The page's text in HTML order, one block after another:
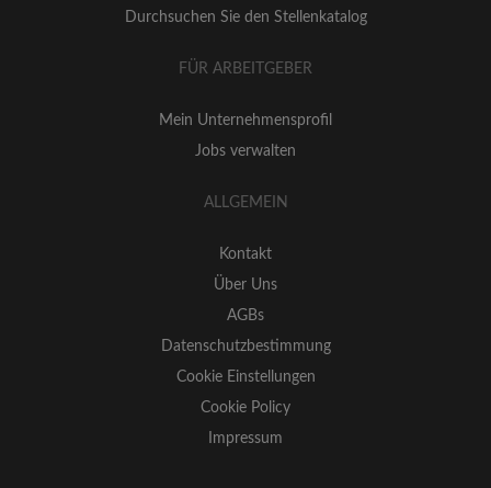
Durchsuchen Sie den Stellenkatalog
FÜR ARBEITGEBER
Mein Unternehmensprofil
Jobs verwalten
ALLGEMEIN
Kontakt
Über Uns
AGBs
Datenschutzbestimmung
Cookie Einstellungen
Cookie Policy
Impressum